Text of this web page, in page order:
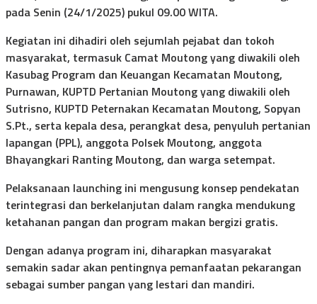
pada Senin (24/1/2025) pukul 09.00 WITA.
Kegiatan ini dihadiri oleh sejumlah pejabat dan tokoh
masyarakat, termasuk Camat Moutong yang diwakili oleh
Kasubag Program dan Keuangan Kecamatan Moutong,
Purnawan, KUPTD Pertanian Moutong yang diwakili oleh
Sutrisno, KUPTD Peternakan Kecamatan Moutong, Sopyan
S.Pt., serta kepala desa, perangkat desa, penyuluh pertanian
lapangan (PPL), anggota Polsek Moutong, anggota
Bhayangkari Ranting Moutong, dan warga setempat.
Pelaksanaan launching ini mengusung konsep pendekatan
terintegrasi dan berkelanjutan dalam rangka mendukung
ketahanan pangan dan program makan bergizi gratis.
Dengan adanya program ini, diharapkan masyarakat
semakin sadar akan pentingnya pemanfaatan pekarangan
sebagai sumber pangan yang lestari dan mandiri.